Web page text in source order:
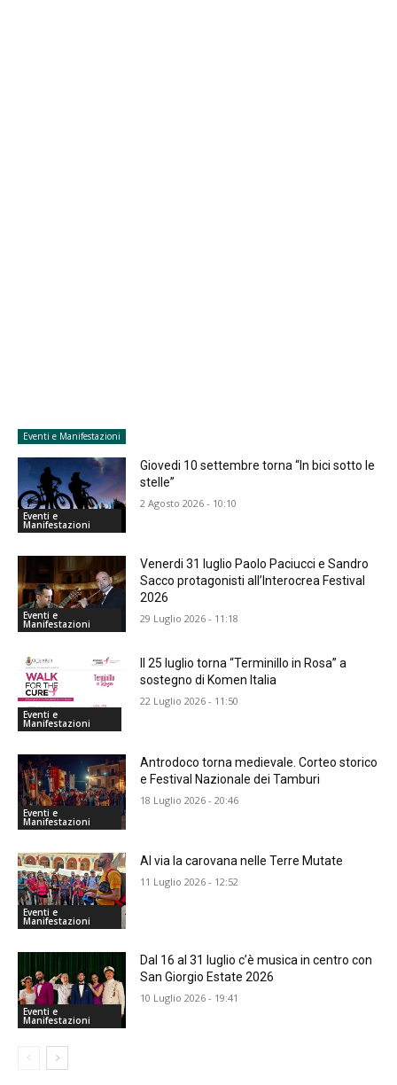
Eventi e Manifestazioni
Eventi e
Manifestazioni
Giovedi 10 settembre torna “In bici sotto le
stelle”
2 Agosto 2026 - 10:10
Eventi e
Manifestazioni
Venerdi 31 luglio Paolo Paciucci e Sandro
Sacco protagonisti all’Interocrea Festival
2026
29 Luglio 2026 - 11:18
Eventi e
Manifestazioni
Il 25 luglio torna “Terminillo in Rosa” a
sostegno di Komen Italia
22 Luglio 2026 - 11:50
Eventi e
Manifestazioni
Antrodoco torna medievale. Corteo storico
e Festival Nazionale dei Tamburi
18 Luglio 2026 - 20:46
Eventi e
Manifestazioni
Al via la carovana nelle Terre Mutate
11 Luglio 2026 - 12:52
Eventi e
Manifestazioni
Dal 16 al 31 luglio c’è musica in centro con
San Giorgio Estate 2026
10 Luglio 2026 - 19:41